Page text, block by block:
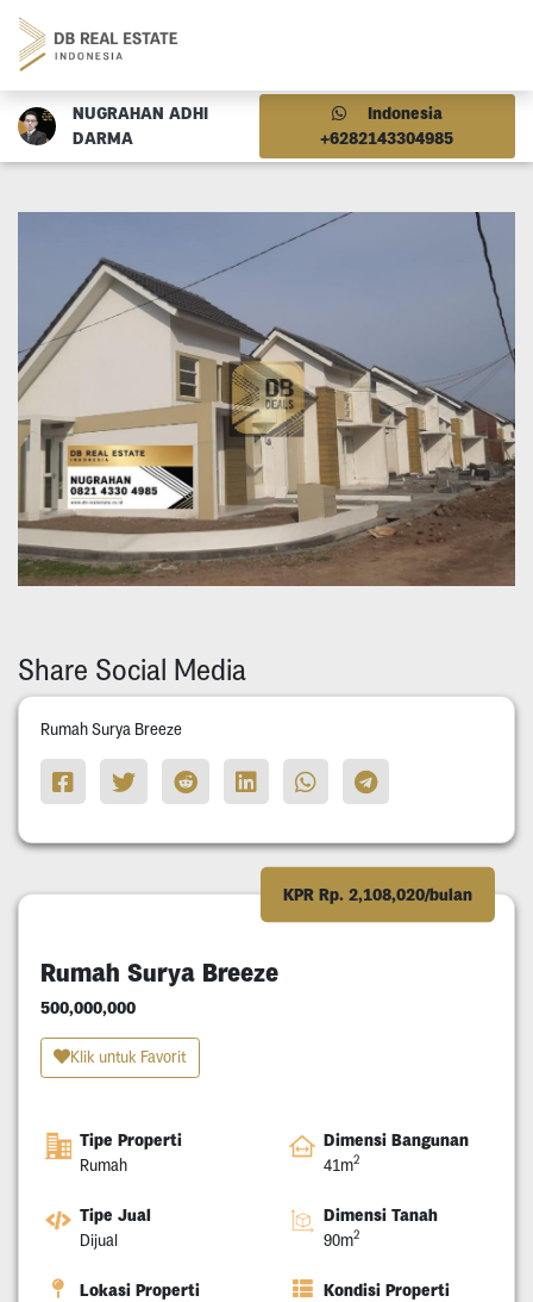
NUGRAHAN ADHI
DARMA
Indonesia
+6282143304985
Share Social Media
Rumah Surya Breeze
KPR Rp. 2,108,020/bulan
Rumah Surya Breeze
500,000,000
Klik untuk Favorit
Tipe Properti
Rumah
Dimensi Bangunan
41m2
Tipe Jual
Dijual
Dimensi Tanah
90m2
Lokasi Properti Kondisi Properti